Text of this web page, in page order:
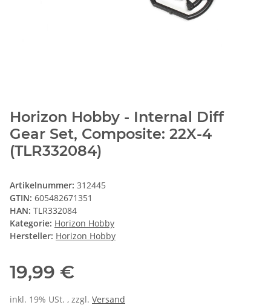
Horizon Hobby - Internal Diff
Gear Set, Composite: 22X-4
(TLR332084)
Artikelnummer: 312445
GTIN: 605482671351
HAN: TLR332084
Kategorie: Horizon Hobby
Hersteller: Horizon Hobby
19,99 €
inkl. 19% USt. , zzgl. Versand